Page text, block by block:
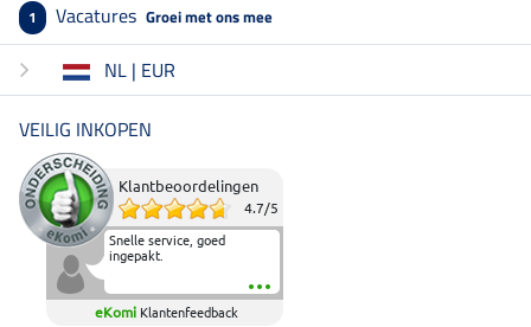
1 Vacatures Groei met ons mee
NL | EUR
VEILIG INKOPEN
Klantbeoordelingen
4.7/5
Snelle service, goed
ingepakt.
eKomi Klantenfeedback